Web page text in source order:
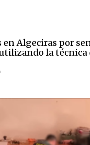
en Algeciras por
la técnica